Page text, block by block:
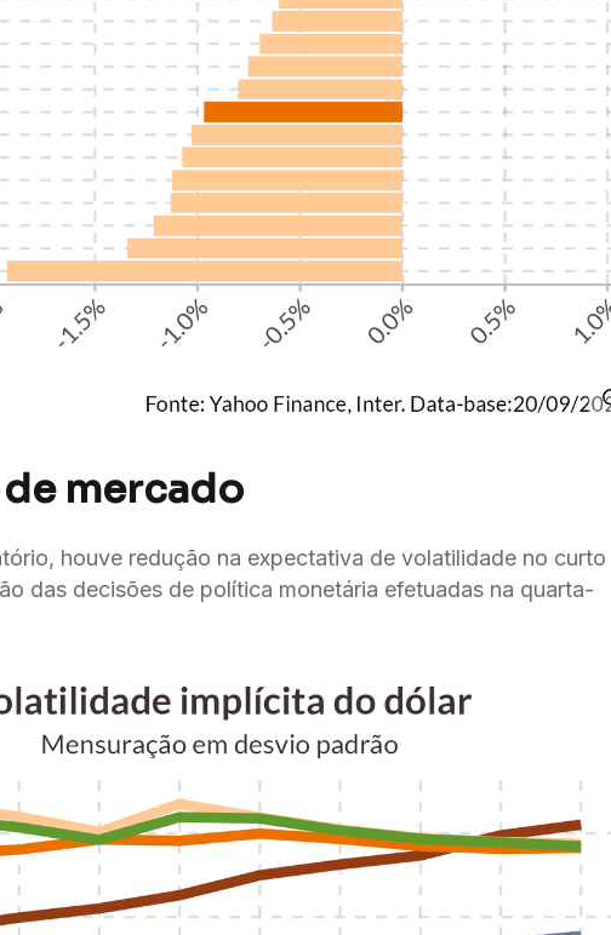
mercado
houve redução na expectativa de volatilidade no curto
das decisões de política monetária efetuadas na quarta-